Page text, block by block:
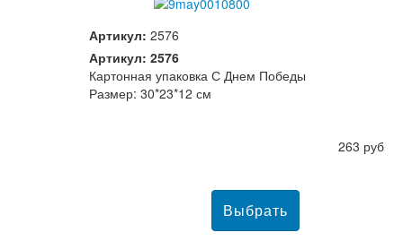
Артикул: 2576
Артикул: 2576
Картонная упаковка С Днем Победы
Размер: 30*23*12 см
263 руб